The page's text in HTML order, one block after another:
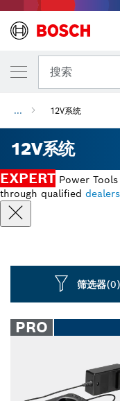
搜索
... 12V系统
12V系统
EXPERT Power
through qualified dealers
筛选器(0)
PRO